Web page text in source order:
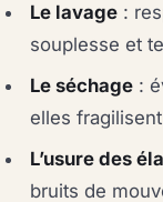
Le lavage :
souplesse et
Le séchage :
elles
L’usure des
bruits de